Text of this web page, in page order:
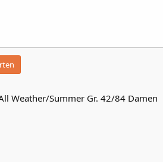
Weather/Summer Gr. 42/84 Damen